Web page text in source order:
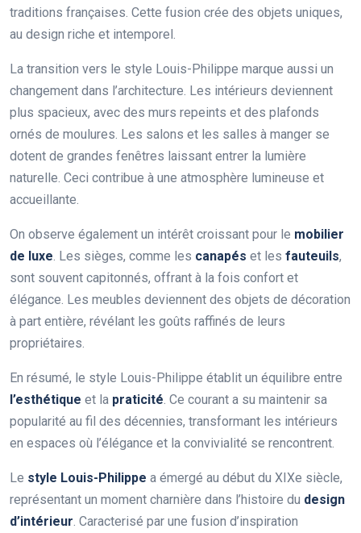
traditions françaises. Cette fusion crée des objets uniques,
au design riche et intemporel.
La transition vers le style Louis-Philippe marque aussi un
changement dans l’architecture. Les intérieurs deviennent
plus spacieux, avec des murs repeints et des plafonds
ornés de moulures. Les salons et les salles à manger se
dotent de grandes fenêtres laissant entrer la lumière
naturelle. Ceci contribue à une atmosphère lumineuse et
accueillante.
On observe également un intérêt croissant pour le mobilier
de luxe. Les sièges, comme les canapés et les fauteuils,
sont souvent capitonnés, offrant à la fois confort et
élégance. Les meubles deviennent des objets de décoration
à part entière, révélant les goûts raffinés de leurs
propriétaires.
En résumé, le style Louis-Philippe établit un équilibre entre
l’esthétique et la praticité. Ce courant a su maintenir sa
popularité au fil des décennies, transformant les intérieurs
en espaces où l’élégance et la convivialité se rencontrent.
Le style Louis-Philippe a émergé au début du XIXe siècle,
représentant un moment charnière dans l’histoire du design
d’intérieur. Caracterisé par une fusion d’inspiration